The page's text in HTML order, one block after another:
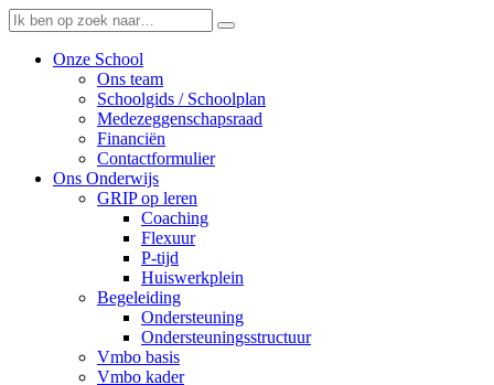
Onze School
Ons team
Schoolgids / Schoolplan
Medezeggenschapsraad
Financiën
Contactformulier
Ons Onderwijs
GRIP op leren
Coaching
Flexuur
P-tijd
Huiswerkplein
Begeleiding
Ondersteuning
Ondersteuningsstructuur
Vmbo basis
Vmbo kader